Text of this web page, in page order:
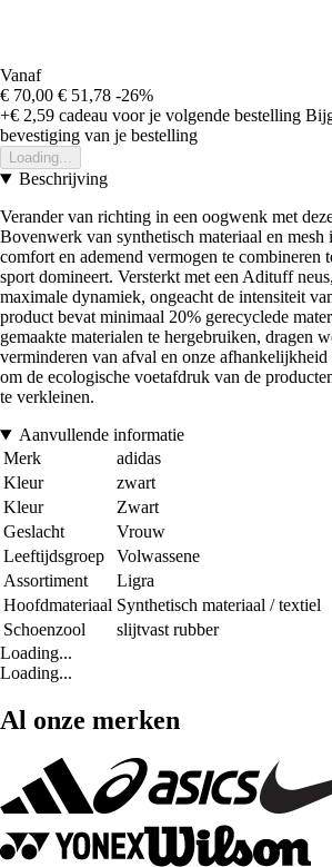
Vanaf
€ 70,00 € 51,78 -26%
+€ 2,59 cadeau voor je volgende bestelling
bevestiging van je bestelling
Loading...
Beschrijving
Verander van richting in een oogwenk met
Bovenwerk van synthetisch materiaal en mesh
comfort en ademend vermogen te
sport domineert. Versterkt met een Adituff
maximale dynamiek, ongeacht de intensiteit
product bevat minimaal 20% gerecyclede
gemaakte materialen te hergebruiken, dragen
verminderen van afval en onze afhankelijkheid
om de ecologische voetafdruk van de
te verkleinen.
Aanvullende informatie
Merk
adidas
Kleur
zwart
Kleur
Zwart
Geslacht
Vrouw
Leeftijdsgroep
Volwassene
Assortiment
Ligra
Hoofdmateriaal Synthetisch materiaal / textiel
Schoenzool
slijtvast rubber
Loading...
Loading...
Al onze merken